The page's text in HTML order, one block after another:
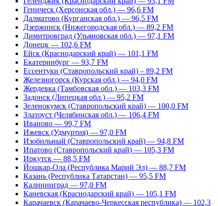
Геническ (Херсонская обл.) — 96,6 FM
Далматово (Курганская обл.) — 96,5 FM
Дзержинск (Нижегородская обл.) — 89,2 FM
Димитровград (Ульяновская обл.) — 97,1 FM
Донецк — 102,6 FM
Ейск (Краснодарский край) — 101,1 FM
Екатеринбург — 93,7 FM
Ессентуки (Ставропольский край) – 89,2 FM
Железногорск (Курская обл.) — 94,0 FM
Жердевка (Тамбовская обл.) — 103,3 FM
Задонск (Липецкая обл.) — 95,2 FM
Зеленокумск (Ставропольский край) — 100,0 FM
Златоуст (Челябинская обл.) — 106,4 FM
Иваново — 99,7 FM
Ижевск (Удмуртия) — 97,0 FM
Изобильный (Ставропольский край) — 94,8 FM
Ипатово (Ставропольский край) — 105,3 FM
Иркутск — 88,5 FM
Йошкар-Ола (Республика Марий Эл) — 88,7 FM
Казань (Республика Татарстан) — 95,5 FM
Калининград — 97,0 FM
Каневская (Краснодарский край) — 105,1 FM
Карачаевск (Карачаево-Черкесская республика) — 102,3